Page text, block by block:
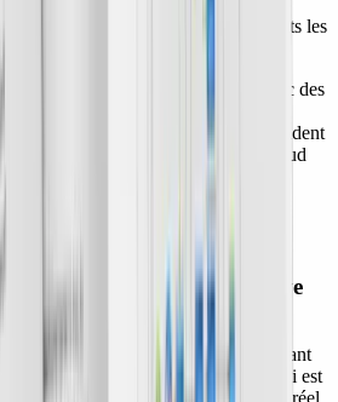
paramètres S3 privés si des attaquants les
de sécurité cloud-native avec des
industrialiser le confinement et la
unifiées comme Wiz vous aident
menaces dans une infrastructure cloud
rayon d'explosion
de sécurité cloud-native
contrôles et pratiques implique
d'outils et de protocoles en espérant
une machine bien huilée — ce qui est